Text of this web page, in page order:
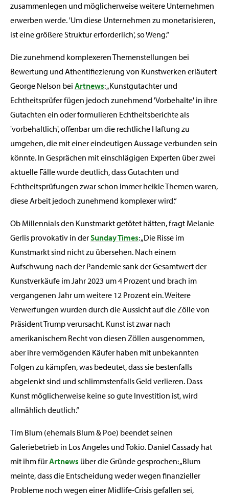
zusammenlegen und möglicherweise weitere Unternehmen
erwerben werde. 'Um diese Unternehmen zu monetarisieren,
ist eine größere Struktur erforderlich', so Weng.“
Die zunehmend komplexeren Themenstellungen bei
Bewertung und Athentifiezierung von Kunstwerken erläutert
George Nelson bei Artnews: „Kunstgutachter und
Echtheitsprüfer fügen jedoch zunehmend 'Vorbehalte' in ihre
Gutachten ein oder formulieren Echtheitsberichte als
'vorbehaltlich', offenbar um die rechtliche Haftung zu
umgehen, die mit einer eindeutigen Aussage verbunden sein
könnte. In Gesprächen mit einschlägigen Experten über zwei
aktuelle Fälle wurde deutlich, dass Gutachten und
Echtheitsprüfungen zwar schon immer heikle Themen waren,
diese Arbeit jedoch zunehmend komplexer wird.“
Ob Millennials den Kunstmarkt getötet hätten, fragt Melanie
Gerlis provokativ in derSunday Times: „Die Risse im
Kunstmarkt sind nicht zu übersehen. Nach einem
Aufschwung nach der Pandemie sank der Gesamtwert der
Kunstverkäufe im Jahr 2023 um 4 Prozent und brach im
vergangenen Jahr um weitere 12 Prozent ein. Weitere
Verwerfungen wurden durch die Aussicht auf die Zölle von
Präsident Trump verursacht. Kunst ist zwar nach
amerikanischem Recht von diesen Zöllen ausgenommen,
aber ihre vermögenden Käufer haben mit unbekannten
Folgen zu kämpfen, was bedeutet, dass sie bestenfalls
abgelenkt sind und schlimmstenfalls Geld verlieren. Dass
Kunst möglicherweise keine so gute Investition ist, wird
allmählich deutlich.“
Tim Blum (ehemals Blum & Poe) beendet seinen
Galeriebetrieb in Los Angeles und Tokio. Daniel Cassady hat
mit ihm fürArtnews über die Gründe gesprochen: „Blum
meinte, dass die Entscheidung weder wegen finanzieller
Probleme noch wegen einer Midlife-Crisis gefallen sei,